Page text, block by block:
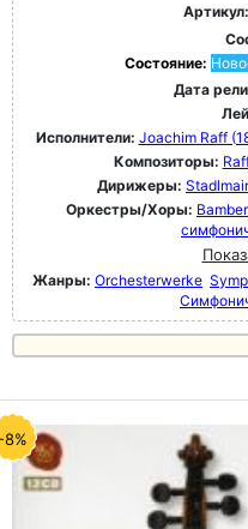
Артикул:
Состояние:
Дата
Исполнители: Joachim Raff
Композиторы:
Дирижеры:
Оркестры/Хоры:
Жанры: Orchesterwerke
8%